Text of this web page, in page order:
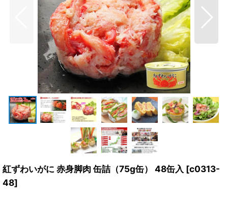
紅ずわいがに 赤身脚肉 缶詰（75g缶） 48缶入 [c0313-
48]